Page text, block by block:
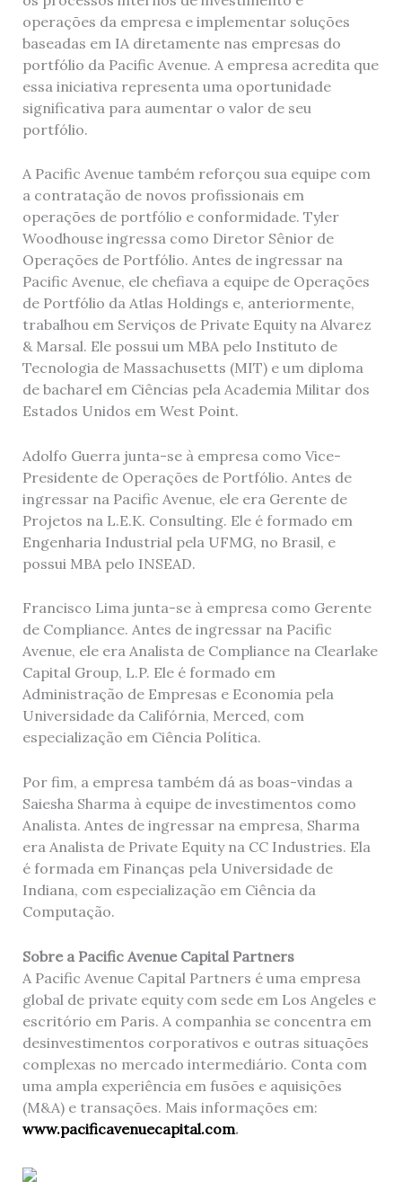
operações da empresa e implementar soluções
baseadas em IA diretamente nas empresas do
portfólio da Pacific Avenue. A empresa acredita que
essa iniciativa representa uma oportunidade
significativa para aumentar o valor de seu
portfólio.
A Pacific Avenue também reforçou sua equipe com
a contratação de novos profissionais em
operações de portfólio e conformidade. Tyler
Woodhouse ingressa como Diretor Sênior de
Operações de Portfólio. Antes de ingressar na
Pacific Avenue, ele chefiava a equipe de Operações
de Portfólio da Atlas Holdings e, anteriormente,
trabalhou em Serviços de Private Equity na Alvarez
& Marsal. Ele possui um MBA pelo Instituto de
Tecnologia de Massachusetts (MIT) e um diploma
de bacharel em Ciências pela Academia Militar dos
Estados Unidos em West Point.
Adolfo Guerra junta-se à empresa como Vice-
Presidente de Operações de Portfólio. Antes de
ingressar na Pacific Avenue, ele era Gerente de
Projetos na L.E.K. Consulting. Ele é formado em
Engenharia Industrial pela UFMG, no Brasil, e
possui MBA pelo INSEAD.
Francisco Lima junta-se à empresa como Gerente
de Compliance. Antes de ingressar na Pacific
Avenue, ele era Analista de Compliance na Clearlake
Capital Group, L.P. Ele é formado em
Administração de Empresas e Economia pela
Universidade da Califórnia, Merced, com
especialização em Ciência Política.
Por fim, a empresa também dá as boas-vindas a
Saiesha Sharma à equipe de investimentos como
Analista. Antes de ingressar na empresa, Sharma
era Analista de Private Equity na CC Industries. Ela
é formada em Finanças pela Universidade de
Indiana, com especialização em Ciência da
Computação.
Sobre a Pacific Avenue Capital Partners
A Pacific Avenue Capital Partners é uma empresa
global de private equity com sede em Los Angeles e
escritório em Paris. A companhia se concentra em
desinvestimentos corporativos e outras situações
complexas no mercado intermediário. Conta com
uma ampla experiência em fusões e aquisições
(M&A) e transações. Mais informações em:
www.pacificavenuecapital.com.